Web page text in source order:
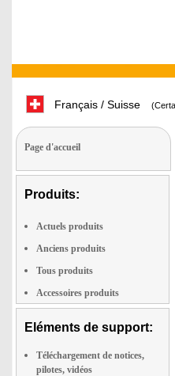
Français / Suisse
Page d'accueil
Produits:
Actuels produits
Anciens produits
Tous produits
Accessoires produits
Eléments de support:
Téléchargement de notices,
pilotes, vidéos